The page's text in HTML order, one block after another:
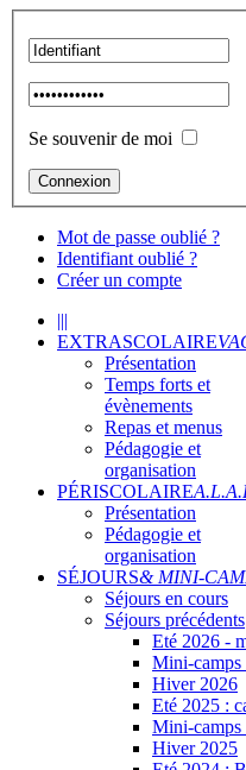
Se souvenir de moi
Mot de passe oublié ?
Identifiant oublié ?
Créer un compte
|||
EXTRASCOLAIRE
Présentation
Temps forts et
évènements
Repas et menus
Pédagogie et
organisation
PÉRISCOLAIRE
Présentation
Pédagogie et
organisation
SÉJOURS& MINI-
Séjours en cours
Séjours précédents
Eté 2026 -
Mini-camps
Hiver 2026
Eté 2025 :
Mini-camps
Hiver 2025